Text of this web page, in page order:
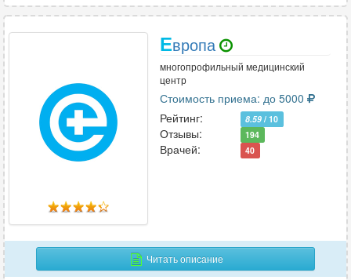
Европа
многопрофильный медицинский
центр
Стоимость приема: до 5000
Рейтинг:
8.59 / 10
Отзывы: 194
Врачей: 40
Читать описание